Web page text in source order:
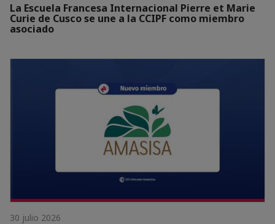
La Escuela Francesa Internacional Pierre et Marie
Curie de Cusco se une a la CCIPF como miembro
asociado
30 julio 2026